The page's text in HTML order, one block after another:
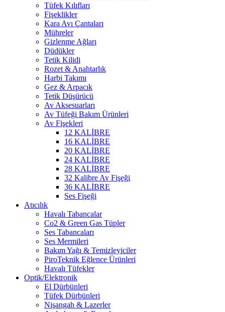
Tüfek Kılıfları
Fişeklikler
Kara Avı Çantaları
Mühreler
Gizlenme Ağları
Düdükler
Tetik Kilidi
Rozet & Anahtarlık
Harbi Takımı
Gez & Arpacık
Tetik Düşürücü
Av Aksesuarları
Av Tüfeği Bakım Ürünleri
Av Fişekleri
12 KALİBRE
16 KALİBRE
20 KALİBRE
24 KALİBRE
28 KALİBRE
32 Kalibre Av Fişeği
36 KALİBRE
Ses Fişeği
Atıcılık
Havalı Tabancalar
Co2 & Green Gas Tüpler
Ses Tabancaları
Ses Mermileri
Bakım Yağı & Temizleyiciler
PiroTeknik Eğlence Ürünleri
Havalı Tüfekler
Optik/Elektronik
El Dürbünleri
Tüfek Dürbünleri
Nişangah & Lazerler